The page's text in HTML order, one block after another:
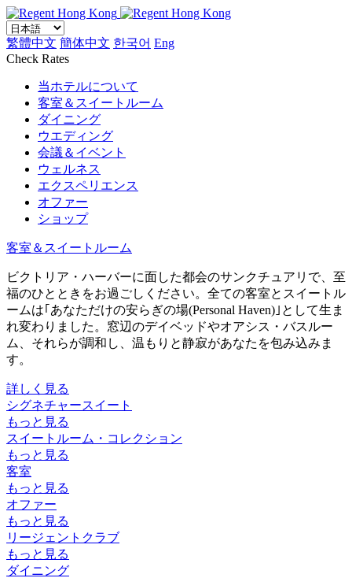
繁體中文 簡体中文 한국어 Eng
Check Rates
当ホテルについて
客室＆スイートルーム
ダイニング
ウエディング
会議＆イベント
ウェルネス
エクスペリエンス
オファー
ショップ
客室＆スイートルーム
ビクトリア・ハーバーに面した都会のサンクチュアリで、至
福のひとときをお過ごしください。全ての客室とスイートル
ームは｢あなただけの安らぎの場(Personal Haven)｣として生ま
れ変わりました。窓辺のデイベッドやオアシス・バスルー
ム、それらが調和し、温もりと静寂があなたを包み込みま
す。
詳しく見る
シグネチャースイート
もっと見る
スイートルーム・コレクション
もっと見る
客室
もっと見る
オファー
もっと見る
リージェントクラブ
もっと見る
ダイニング